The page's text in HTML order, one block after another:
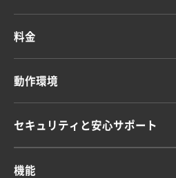
料金
動作環境
セキュリティと安心サポート
機能